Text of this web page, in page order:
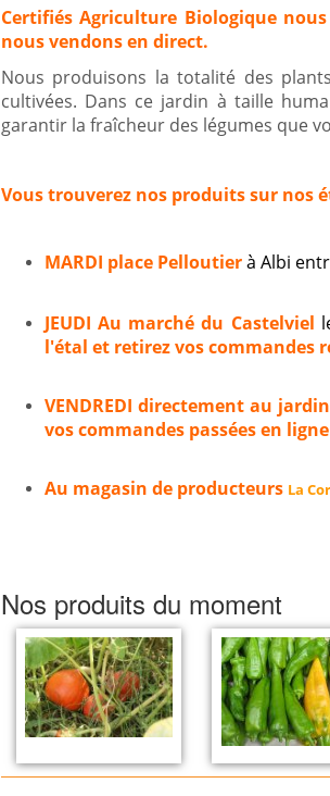
Certifiés Agriculture Biologique
nous vendons en direct.
Nous produisons la totalité des
cultivées. Dans ce jardin à taille
garantir la fraîcheur des légumes que
Vous trouverez nos produits sur nos
MARDI place Pelloutierà Albi
JEUDI Au marché du Castelviel
l'étal et retirez vos commandes
VENDREDI directement au
vos commandes passées en ligne
Au magasin de producteurs La
Nos produits du moment